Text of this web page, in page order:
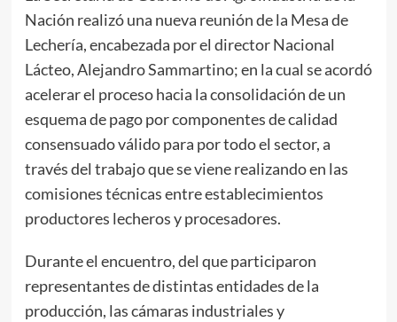
Nación realizó una nueva reunión de la Mesa de
Lechería, encabezada por el director Nacional
Lácteo, Alejandro Sammartino; en la cual se acordó
acelerar el proceso hacia la consolidación de un
esquema de pago por componentes de calidad
consensuado válido para por todo el sector, a
través del trabajo que se viene realizando en las
comisiones técnicas entre establecimientos
productores lecheros y procesadores.
Durante el encuentro, del que participaron
representantes de distintas entidades de la
producción, las cámaras industriales y